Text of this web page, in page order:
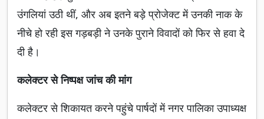
उंगलियां उठी थीं, और अब इतने बड़े प्रोजेक्ट में उनकी नाक के
नीचे हो रही इस गड़बड़ी ने उनके पुराने विवादों को फिर से हवा दे
दी है।
कलेक्टर से निष्पक्ष जांच की मांग
कलेक्टर से शिकायत करने पहुंचे पार्षदों में नगर पालिका उपाध्यक्ष